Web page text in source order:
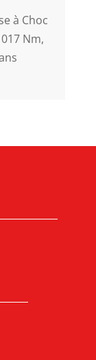
à Choc
Nm,